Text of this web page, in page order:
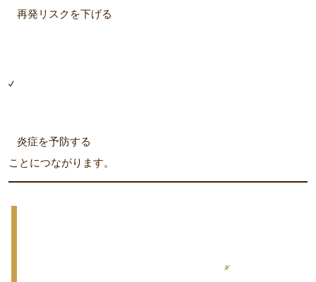
再発リスクを下げる
炎症を予防する
ことにつながります。